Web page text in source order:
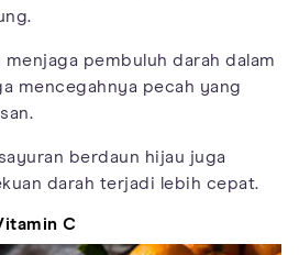
pembuluh darah dalam
mencegahnya pecah yang
berdaun hijau juga
darah terjadi lebih cepat.
C